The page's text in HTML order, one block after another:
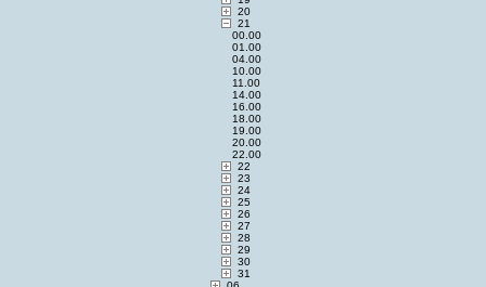
20
21
00.00
01.00
04.00
10.00
11.00
14.00
16.00
18.00
19.00
20.00
22.00
22
23
24
25
26
27
28
29
30
31